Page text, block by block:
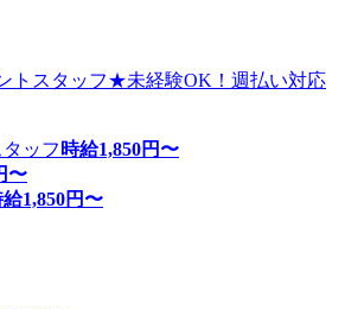
トスタッフ★未経験OK！週払い対応
ッフ 時給1,850円〜
〜
給1,850円〜